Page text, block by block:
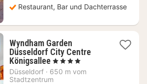
Restaurant, Bar und Dachterrasse
Wyndham Garden
Düsseldorf City Centre
Königsallee2
Nächte
ab
, 4 Sterne
Düsseldorf · 650 m vom
Stadtzentrum